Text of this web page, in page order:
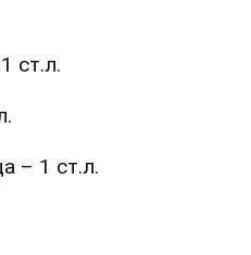
ст.л.
– 1 ст.л.